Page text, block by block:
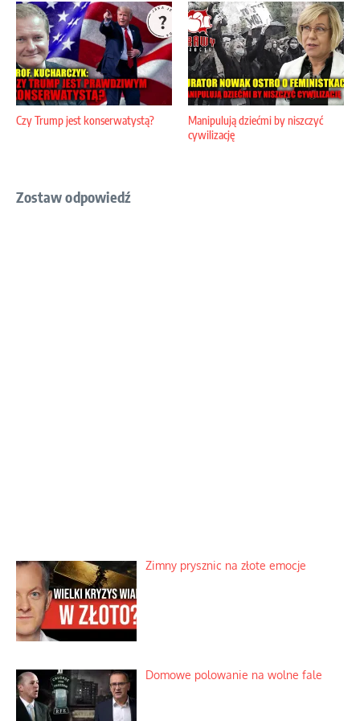
Czy Trump jest konserwatystą?
Manipulują dziećmi by niszczyć
cywilizację
Zostaw odpowiedź
Zimny prysznic na złote emocje
Domowe polowanie na wolne fale